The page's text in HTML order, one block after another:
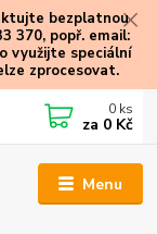
bezplatnou
370, popř. email:
využijte speciální
zprocesovat.
Menu
0 ks
za 0 Kč